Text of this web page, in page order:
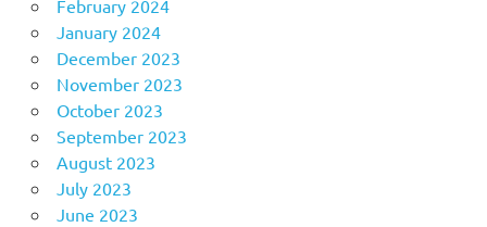
February 2024
January 2024
December 2023
November 2023
October 2023
September 2023
August 2023
July 2023
June 2023